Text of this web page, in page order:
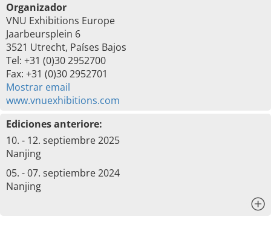
Organizador
VNU Exhibitions Europe
Jaarbeursplein 6
3521 Utrecht, Países Bajos
Tel: +31 (0)30 2952700
Fax: +31 (0)30 2952701
Mostrar email
www.vnuexhibitions.com
Ediciones anteriore:
10. - 12. septiembre 2025
Nanjing
05. - 07. septiembre 2024
Nanjing